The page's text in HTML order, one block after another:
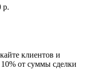
р.
клиентов и
от суммы сделки